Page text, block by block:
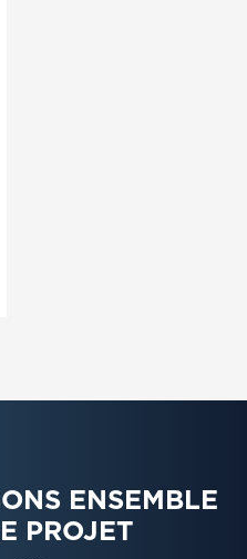
ENSEMBLE
PROJET